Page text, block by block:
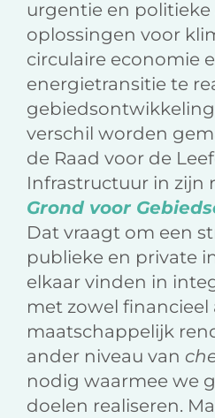
urgentie en
oplossingen voor
circulaire economie
energietransitie te
verschil worden
de Raad voor de
Infrastructuur in zijn
Grond voor
Dat vraagt om een
publieke en private
elkaar vinden in
met zowel financieel
maatschappelijk
ander niveau van
nodig waarmee we
doelen realiseren.